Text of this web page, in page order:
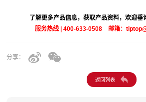
了解更多产品信息，获取产品资料，欢迎垂
服务热线 | 400-633-0508 邮箱：
分享：